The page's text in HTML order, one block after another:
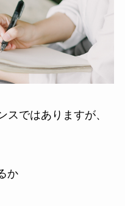
スではありますが、
か